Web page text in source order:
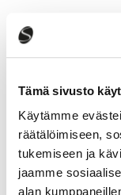
Tämä sivusto
Käytämme
räätälöimiseen,
tukemiseen ja
jaamme
alan
Ympäristösauna
Katso